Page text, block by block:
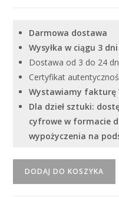
Darmowa dostawa
Wysyłka w ciągu 3 dni
Dostawa od 3 do 24
Certyfikat
Wystawiamy fakturę
Dla dzieł sztuki:
cyfrowe w formacie
wypożyczenia na
DODAJ DO KOSZYKA